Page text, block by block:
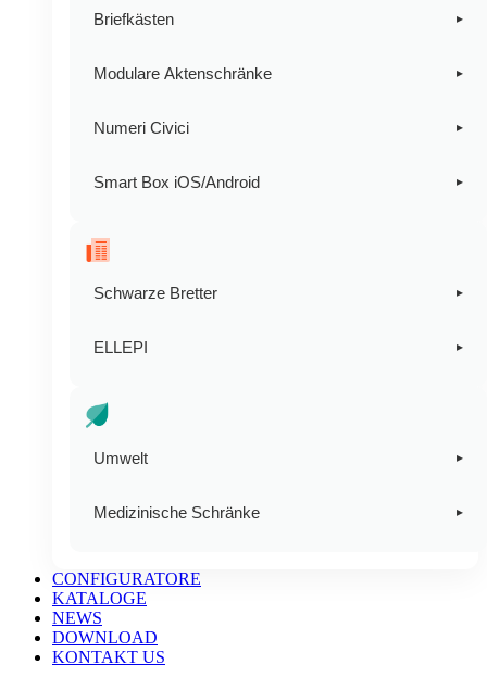
Briefkästen ▸
Intelligente Box
Modulare Aktenschränke ▸
Innenbereich
Numeri Civici ▸
Serie STOCCOLMA
Smart Box iOS/Android ▸
Gästehaus
Schwarze Bretter ▸
Magnetische Bodenplatten
ELLEPI ▸
Hefter
Mehr
Umwelt ▸
Abfallbehälter im städtischen Stil für die
Aschenbecher und Papierkörbe
Toilettenpapierhalter
Sportelli gas & Altro
Medizinische Schränke ▸
Defibrillator-Schränke
CONFIGURATORE
KATALOGE
NEWS
DOWNLOAD
KONTAKT US